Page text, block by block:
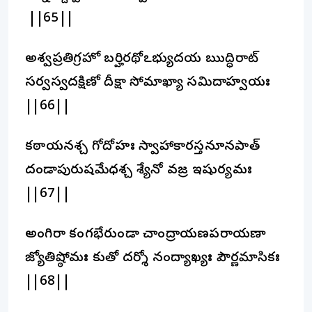
||65||
అశ్వప్రతిగ్రహో బర్హిరథోఽభ్యుదయ ఋద్ధిరాట్
సర్వస్వదక్షిణో దీక్షా సోమాఖ్యా సమిదాహ్వయః
||66||
కఠాయనశ్చ గోదోహః స్వాహాకారస్తనూనపాత్
దండాపురుషమేధశ్చ శ్యేనో వజ్ర ఇషుర్యమః
||67||
అంగిరా కంగభేరుండా చాంద్రాయణపరాయణా
జ్యోతిష్ఠోమః కుతో దర్శో నంద్యాఖ్యః పౌర్ణమాసికః
||68||